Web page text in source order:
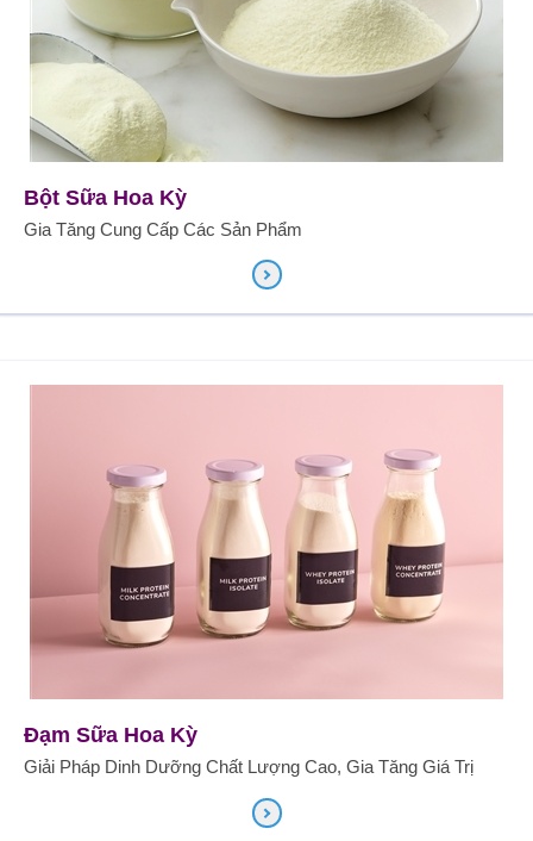
Bột Sữa Hoa Kỳ
Gia Tăng Cung Cấp Các Sản Phẩm
Đạm Sữa Hoa Kỳ
Giải Pháp Dinh Dưỡng Chất Lượng Cao, Gia Tăng Giá Trị